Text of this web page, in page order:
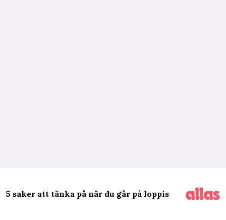
5 saker att tänka på när du går på loppis